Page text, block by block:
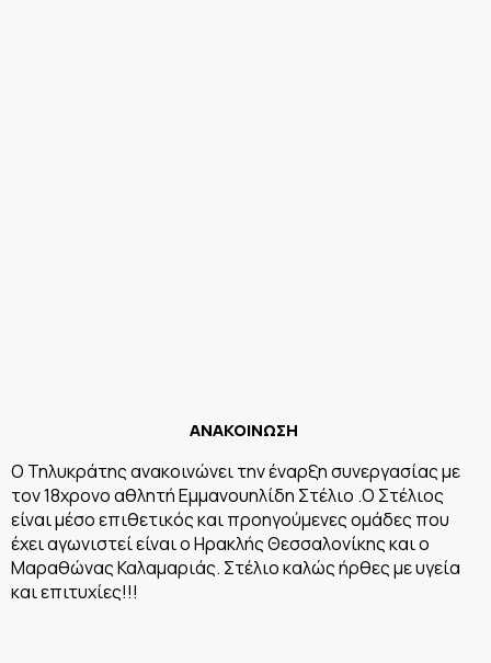
ΑΝΑΚΟΙΝΩΣΗ
Ο Τηλυκράτης ανακοινώνει την έναρξη συνεργασίας με
τον 18χρονο αθλητή Εμμανουηλίδη Στέλιο .Ο Στέλιος
είναι μέσο επιθετικός και προηγούμενες ομάδες που
έχει αγωνιστεί είναι ο Ηρακλής Θεσσαλονίκης και ο
Μαραθώνας Καλαμαριάς. Στέλιο καλώς ήρθες με υγεία
και επιτυχίες!!!